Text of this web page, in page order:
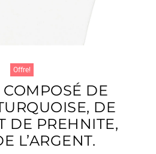
Offre!
COMPOSÉ DE
DE
DE PREHNITE,
L’ARGENT.